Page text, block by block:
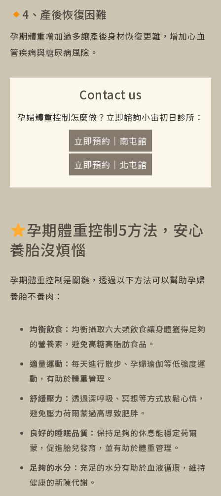
4、產後恢復困難
孕期體重增加過多讓產後身材恢復更難，增加心血
管疾病與糖尿病風險。
Contact us
孕婦體重控制怎麼做？立即諮詢小宙初日診所：
立即預約｜南屯館
立即預約｜北屯館
孕期體重控制5方法，安心
養胎沒煩惱
孕期體重控制是關鍵，透過以下方法可以幫助孕婦
養胎不養肉：
均衡飲食： 均衡攝取六大類飲食讓身體獲得足夠
的營養素，避免高糖高脂肪食品。
適量運動： 每天進行散步、孕婦瑜伽等低強度運
動，有助於體重管理。
舒緩壓力： 透過深呼吸、冥想等方式放鬆心情，
避免壓力荷爾蒙過高導致肥胖。
良好的睡眠品質： 保持足夠的休息能穩定荷爾
蒙，促進胎兒發育，並有助於體重管理。
足夠的水分 ：充足的水分有助於血液循環，維持
健康的新陳代謝。